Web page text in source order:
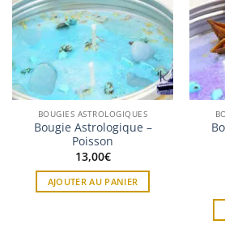
BOUGIES ASTROLOGIQUES
Bougie Astrologique –
Poisson
13,00€
AJOUTER AU PANIER